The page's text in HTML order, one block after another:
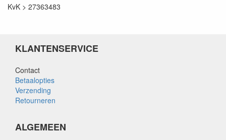
KvK > 27363483
KLANTENSERVICE
Contact
Betaalopties
Verzending
Retourneren
ALGEMEEN